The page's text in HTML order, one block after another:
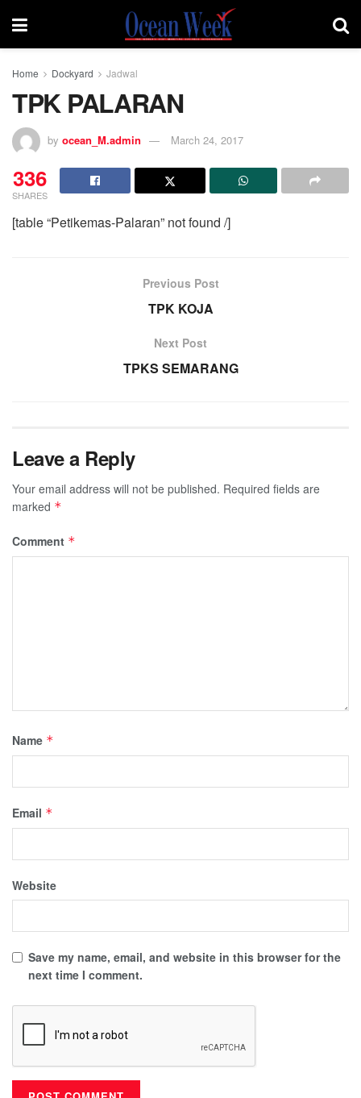
Home Dockyard Jadwal
TPK PALARAN
by ocean_M.admin March 24, 2017
336
SHARES
[table “Petikemas-Palaran” not found /]
Previous Post
TPK KOJA
Next Post
TPKS SEMARANG
Leave a Reply
Your email address will not be published. Required fields are
marked *
Comment *
Name *
Email *
Website
Save my name, email, and website in this browser for the
next time I comment.